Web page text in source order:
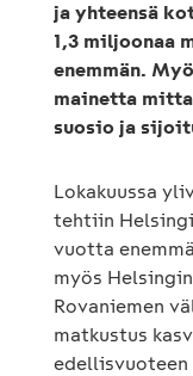
ja yhteensä
1,3 miljoonaa
enemmän.
mainetta
suosio ja
Lokakuussa
tehtiin
vuotta
myös
Rovaniemen
matkustus